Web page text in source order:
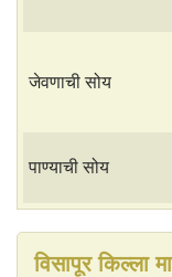
जेवणाची सोय
पाण्याची सोय
विसापूर किल्ला